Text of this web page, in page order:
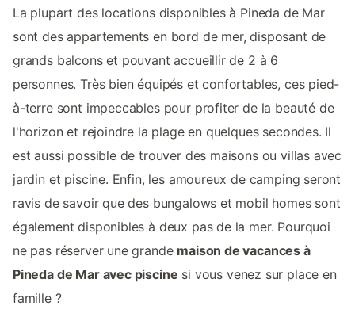
La plupart des locations disponibles à Pineda de Mar
sont des appartements en bord de mer, disposant de
grands balcons et pouvant accueillir de 2 à 6
personnes. Très bien équipés et confortables, ces pied-
à-terre sont impeccables pour profiter de la beauté de
l'horizon et rejoindre la plage en quelques secondes. Il
est aussi possible de trouver des maisons ou villas avec
jardin et piscine. Enfin, les amoureux de camping seront
ravis de savoir que des bungalows et mobil homes sont
également disponibles à deux pas de la mer. Pourquoi
ne pas réserver une grande maison de vacances à
Pineda de Mar avec piscine si vous venez sur place en
famille ?